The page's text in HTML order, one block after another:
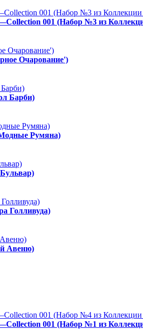
001 (Набор №3 из
Очарование')
Барби)
Румяна)
Голливуда)
Авеню)
001 (Набор №1 из